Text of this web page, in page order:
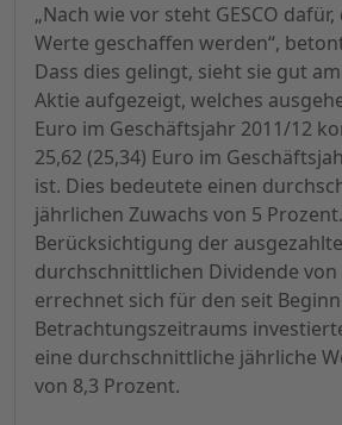
„Nach wie vor steht GESCO
Werte geschaffen werden“,
Dass dies gelingt, sieht sie gut
Aktie aufgezeigt, welches
Euro im Geschäftsjahr 2011/12
25,62 (25,34) Euro im
ist. Dies bedeutete einen
jährlichen Zuwachs von 5
Berücksichtigung der
durchschnittlichen Dividende von
errechnet sich für den seit
Betrachtungszeitraums
eine durchschnittliche jährliche
von 8,3 Prozent.